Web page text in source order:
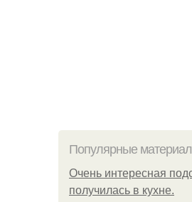
Популярные
Очень интересная
получилась в кухне.